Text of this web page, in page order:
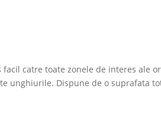
catre toate zonele de interes
unghiurile. Dispune de o suprafata